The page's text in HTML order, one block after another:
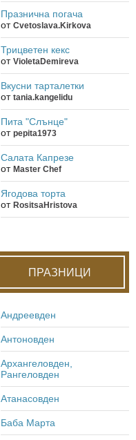
Празнична погача
от Cvetoslava.Kirkova
Трицветен кекс
от VioletaDemireva
Вкусни тарталетки
от tania.kangelidu
Пита "Слънце"
от pepita1973
Салата Капрезе
от Master Chef
Ягодова торта
от RositsaHristova
ПРАЗНИЦИ
Андреевден
Антоновден
Архангеловден,
Рангеловден
Атанасовден
Баба Марта